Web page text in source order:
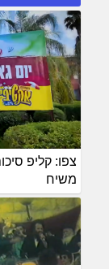
צפו: קליפ
משיח